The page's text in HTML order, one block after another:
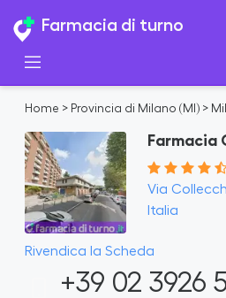
Farmacia di turno
Home > Provincia di Milano (MI) >
Farmacia
Via
Italia
Rivendica la Scheda
+39 02 3926